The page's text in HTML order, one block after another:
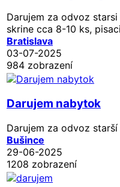
Darujem za odvoz
skrine cca 8-10 ks,
Bratislava
03-07-2025
984 zobrazení
Darujem nabytok
Darujem za odvoz
Bušince
29-06-2025
1208 zobrazení